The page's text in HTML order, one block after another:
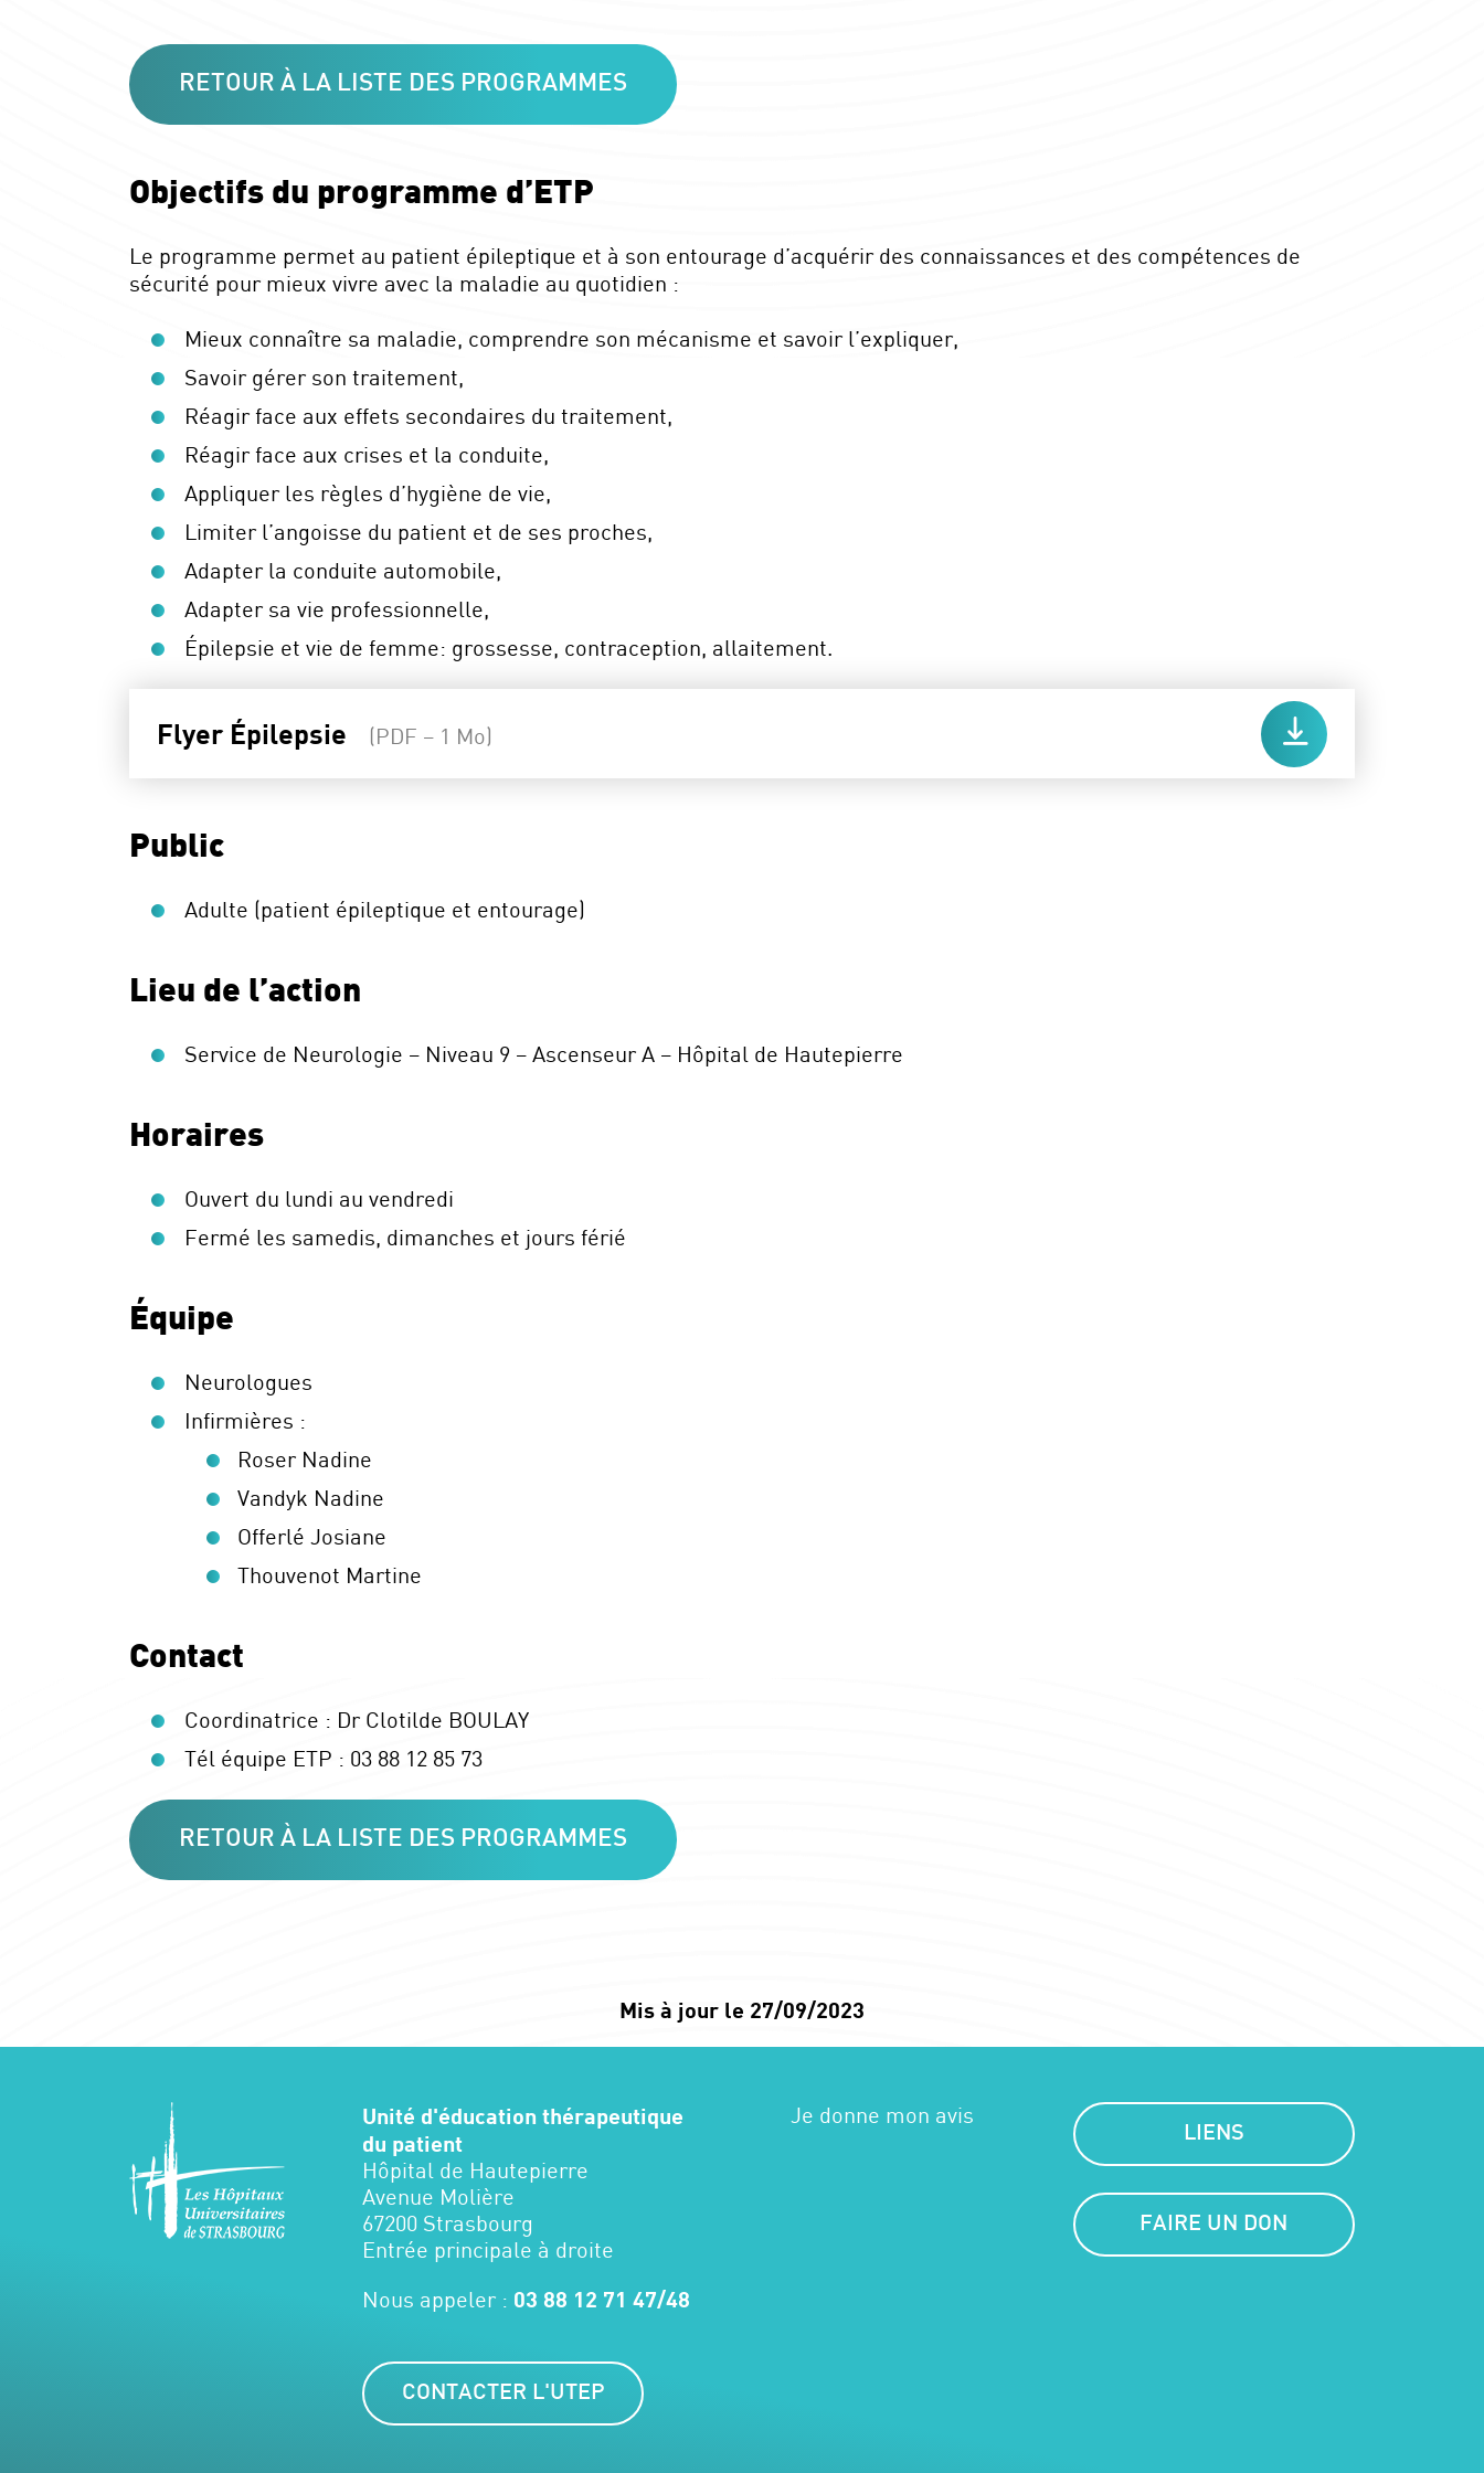
RETOUR À LA LISTE DES PROGRAMMES
Objectifs du programme d’ETP
Le programme permet au patient épileptique et à son entourage d’acquérir des connaissances et des compétences de
sécurité pour mieux vivre avec la maladie au quotidien :
Mieux connaître sa maladie, comprendre son mécanisme et savoir l’expliquer,
Savoir gérer son traitement,
Réagir face aux effets secondaires du traitement,
Réagir face aux crises et la conduite,
Appliquer les règles d’hygiène de vie,
Limiter l’angoisse du patient et de ses proches,
Adapter la conduite automobile,
Adapter sa vie professionnelle,
Épilepsie et vie de femme: grossesse, contraception, allaitement.
Flyer Épilepsie (PDF – 1 Mo)
Public
Adulte (patient épileptique et entourage)
Lieu de l’action
Service de Neurologie – Niveau 9 – Ascenseur A – Hôpital de Hautepierre
Horaires
Ouvert du lundi au vendredi
Fermé les samedis, dimanches et jours férié
Équipe
Neurologues
Infirmières :
Roser Nadine
Vandyk Nadine
Offerlé Josiane
Thouvenot Martine
Contact
Coordinatrice : Dr Clotilde BOULAY
Tél équipe ETP : 03 88 12 85 73
RETOUR À LA LISTE DES PROGRAMMES
Mis à jour le 27/09/2023
Unité d'éducation thérapeutique
du patient
Hôpital de Hautepierre
Avenue Molière
67200 Strasbourg
Entrée principale à droite
Nous appeler : 03 88 12 71 47/48
CONTACTER L'UTEP
Je donne mon avis
LIENS
FAIRE UN DON